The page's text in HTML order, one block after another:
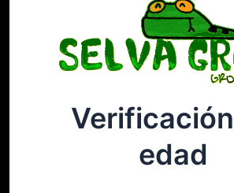
¡Disculpa este
edad